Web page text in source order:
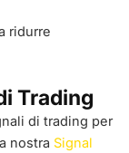
ridurre
Trading
di trading per
nostra Signal